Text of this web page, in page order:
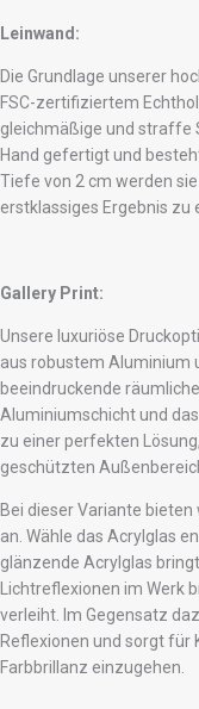
Leinwand:
Die Grundlage unserer
FSC-zertifiziertem
gleichmäßige und straffe
Hand gefertigt und
Tiefe von 2 cm werden
erstklassiges Ergebnis zu
Gallery Print:
Unsere luxuriöse
aus robustem Aluminium
beeindruckende
Aluminiumschicht und
zu einer perfekten
geschützten
Bei dieser Variante
an. Wähle das Acrylglas
glänzende Acrylglas
Lichtreflexionen im Werk
verleiht. Im Gegensatz
Reflexionen und sorgt für
Farbbrillanz einzugehen.